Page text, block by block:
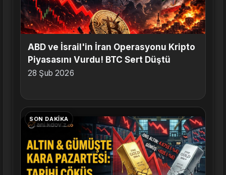
ABD ve İsrail'in İran Operasyonu Kripto
Piyasasını Vurdu! BTC Sert Düştü
28 Şub 2026
SON DAKIKA